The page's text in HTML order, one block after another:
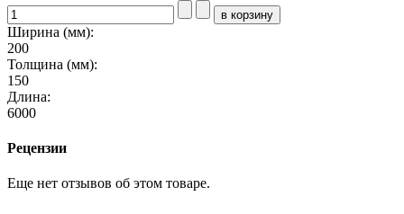
Ширина (мм):
200
Толщина (мм):
150
Длина:
6000
Рецензии
Еще нет отзывов об этом товаре.